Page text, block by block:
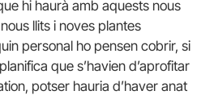
hi haurà amb aquests nous
llits i noves plantes
personal ho pensen cobrir, si
que s’havien d’aprofitar
potser hauria d’haver anat